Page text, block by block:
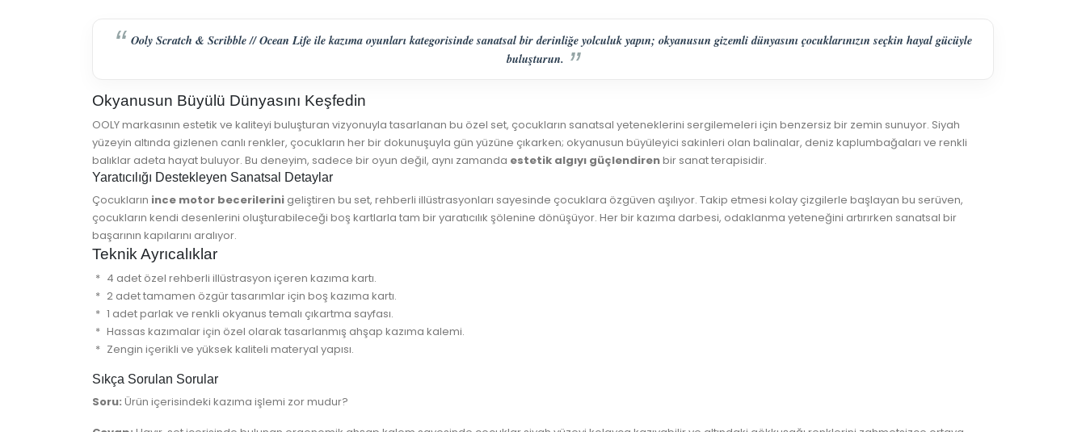
Ooly Scratch & Scribble // Ocean Life ile kazıma oyunları kategorisinde sanatsal bir derinliğe yolculuk yapın; okyanusun gizemli dünyasını çocuklarınızın seçkin hayal gücüyle
buluşturun.
Okyanusun Büyülü Dünyasını Keşfedin
OOLY markasının estetik ve kaliteyi buluşturan vizyonuyla tasarlanan bu özel set, çocukların sanatsal yeteneklerini sergilemeleri için benzersiz bir zemin sunuyor. Siyah
yüzeyin altında gizlenen canlı renkler, çocukların her bir dokunuşuyla gün yüzüne çıkarken; okyanusun büyüleyici sakinleri olan balinalar, deniz kaplumbağaları ve renkli
balıklar adeta hayat buluyor. Bu deneyim, sadece bir oyun değil, aynı zamanda estetik algıyı güçlendirenbir sanat terapisidir.
Yaratıcılığı Destekleyen Sanatsal Detaylar
Çocukların ince motor becerilerini geliştiren bu set, rehberli illüstrasyonları sayesinde çocuklara özgüven aşılıyor. Takip etmesi kolay çizgilerle başlayan bu serüven,
çocukların kendi desenlerini oluşturabileceği boş kartlarla tam bir yaratıcılık şölenine dönüşüyor. Her bir kazıma darbesi, odaklanma yeteneğini artırırken sanatsal bir
başarının kapılarını aralıyor.
Teknik Ayrıcalıklar
4 adet özel rehberli illüstrasyon içeren kazıma kartı.
2 adet tamamen özgür tasarımlar için boş kazıma kartı.
1 adet parlak ve renkli okyanus temalı çıkartma sayfası.
Hassas kazımalar için özel olarak tasarlanmış ahşap kazıma kalemi.
Zengin içerikli ve yüksek kaliteli materyal yapısı.
Sıkça Sorulan Sorular
Soru: Ürün içerisindeki kazıma işlemi zor mudur?